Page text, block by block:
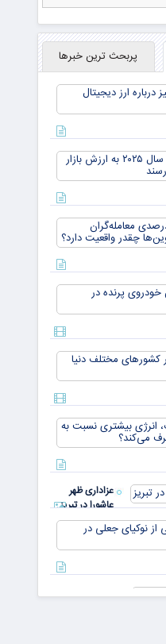
پربحث ترین خبرها
عزاداری ظهر
عاشورا در تبریز
دادگاه!
پیش دیابت را